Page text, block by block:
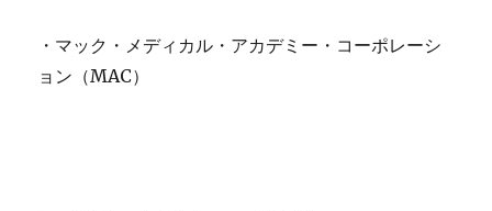
・マック・メディカル・アカデミー・コーポレーシ
ョン（MAC）